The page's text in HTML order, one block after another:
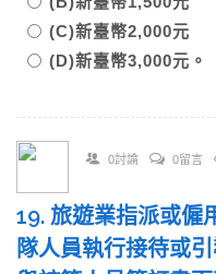
(C)新臺幣2,000元
(D)新臺幣3,000元。
0討論 0留言
19. 旅遊業指派或僱
隊人員執行接待或